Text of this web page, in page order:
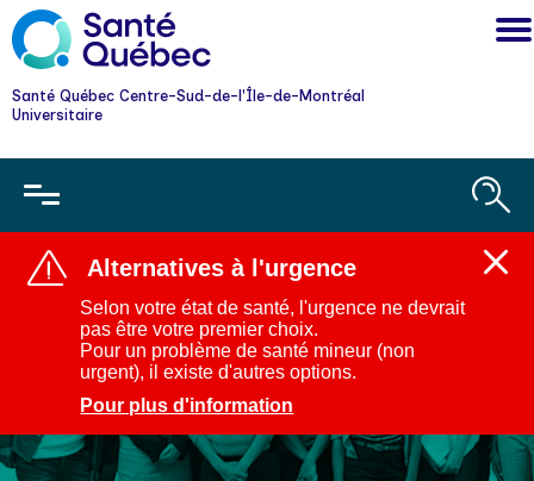
Santé Québec Centre-Sud-de-l'Île-de-Montréal
Universitaire
Alternatives à l'urgence
Selon votre état de santé, l'urgence ne devrait
pas être votre premier choix.
Pour un problème de santé mineur (non
urgent), il existe d'autres options.
Pour plus d'information